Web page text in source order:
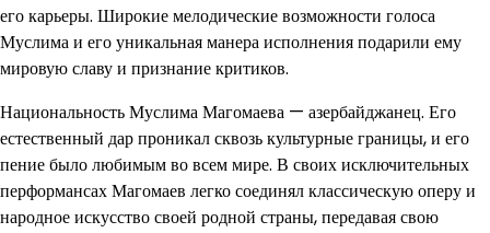
его карьеры. Широкие мелодические возможности голоса
Муслима и его уникальная манера исполнения подарили ему
мировую славу и признание критиков.
Национальность Муслима Магомаева — азербайджанец. Его
естественный дар проникал сквозь культурные границы, и его
пение было любимым во всем мире. В своих исключительных
перформансах Магомаев легко соединял классическую оперу и
народное искусство своей родной страны, передавая свою